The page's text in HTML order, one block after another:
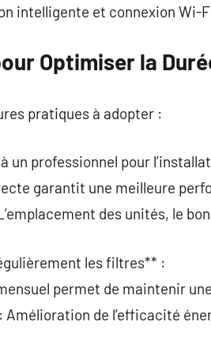
intelligente et connexion Wi-
Optimiser la
pratiques à adopter :
un professionnel pour
garantit une meilleure
des unités, le
les filtres** :
permet de maintenir
de l’efficacité